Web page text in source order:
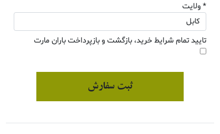
* ولایت
تایید تمام شرایط خرید، بازگشت و بازپرداخت باران مارت
ثبت سفارش